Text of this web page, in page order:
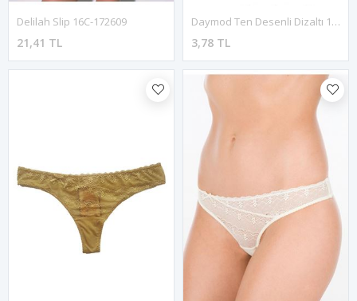
Delilah Slip 16C-172609
21,41 TL
Daymod Ten Desenli Dizaltı 18A-Sılvıa
3,78 TL